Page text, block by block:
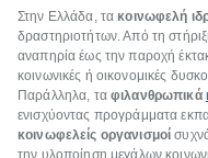
Στην Ελλάδα, τα κοινωφελή
δραστηριοτήτων. Από τη
αναπηρία έως την παροχή
κοινωνικές ή οικονομικές
Παράλληλα, τα φιλανθρωπικά
ενισχύοντας προγράμματα
κοινωφελείς οργανισμοί
την υλοποίηση μεγάλων